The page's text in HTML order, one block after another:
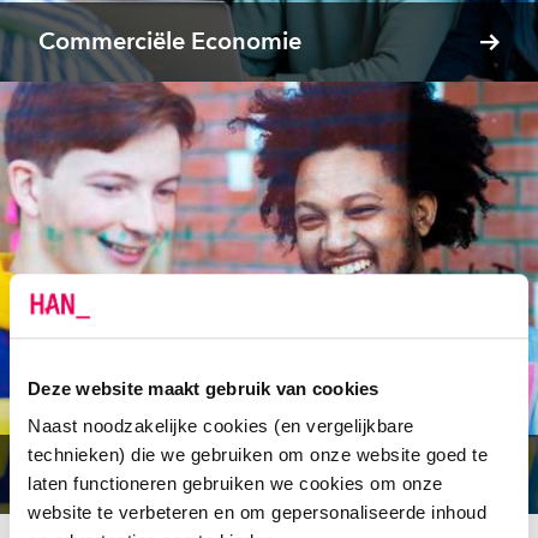
Deze website maakt gebruik van cookies
Naast noodzakelijke cookies (en vergelijkbare
technieken) die we gebruiken om onze website goed te
laten functioneren gebruiken we cookies om onze
website te verbeteren en om gepersonaliseerde inhoud
Commerciële Economie
Commerciële Economie Innovation